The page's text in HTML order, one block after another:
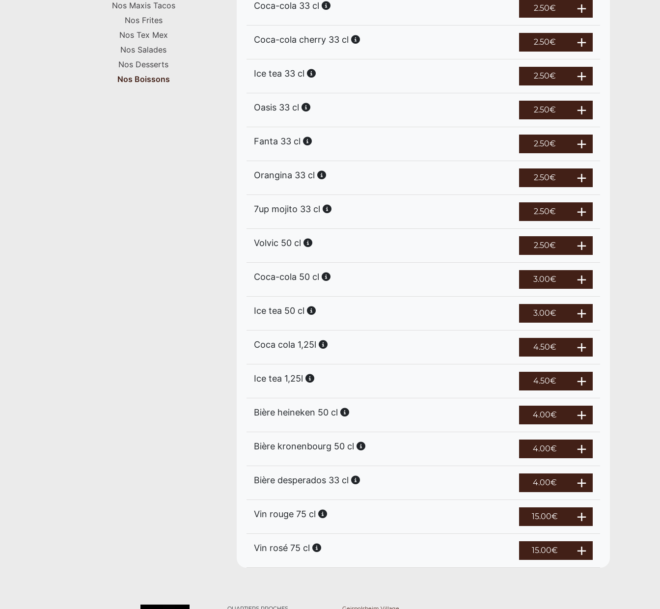
Nos Maxis Tacos
Nos Frites
Nos Tex Mex
Nos Salades
Nos Desserts
Nos Boissons
Coca-cola 33 cl 2.50€
Coca-cola cherry 33 cl 2.50€
Ice tea 33 cl 2.50€
Oasis 33 cl 2.50€
Fanta 33 cl 2.50€
Orangina 33 cl 2.50€
7up mojito 33 cl 2.50€
Volvic 50 cl 2.50€
Coca-cola 50 cl 3.00€
Ice tea 50 cl 3.00€
Coca cola 1,25l 4.50€
Ice tea 1,25l 4.50€
Bière heineken 50 cl 4.00€
Bière kronenbourg 50 cl 4.00€
Bière desperados 33 cl 4.00€
Vin rouge 75 cl 15.00€
Vin rosé 75 cl 15.00€